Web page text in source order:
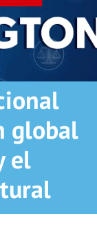
global
el